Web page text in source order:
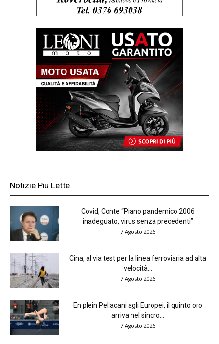
Notizie Più Lette
Covid, Conte “Piano pandemico 2006
inadeguato, virus senza precedenti”
7 Agosto 2026
Cina, al via test per la linea ferroviaria ad alta
velocità...
7 Agosto 2026
En plein Pellacani agli Europei, il quinto oro
arriva nel sincro...
7 Agosto 2026